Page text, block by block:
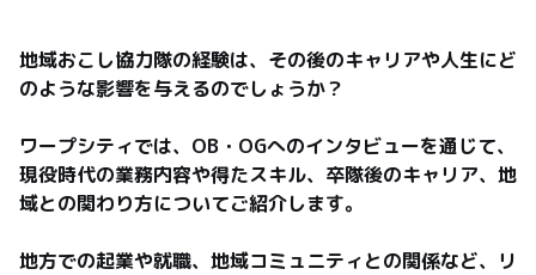
地域おこし協力隊の経験は、その後のキャリアや人生にど
のような影響を与えるのでしょうか？
ワープシティでは、OB・OGへのインタビューを通じて、
現役時代の業務内容や得たスキル、卒隊後のキャリア、地
域との関わり方についてご紹介します。
地方での起業や就職、地域コミュニティとの関係など、リ